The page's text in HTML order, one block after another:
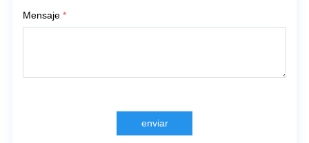
Mensaje *
enviar